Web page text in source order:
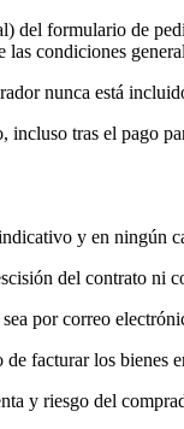
del formulario de
condiciones
nunca está
tras el pago
y en ningún
del contrato ni
por correo
los bienes
y riesgo del